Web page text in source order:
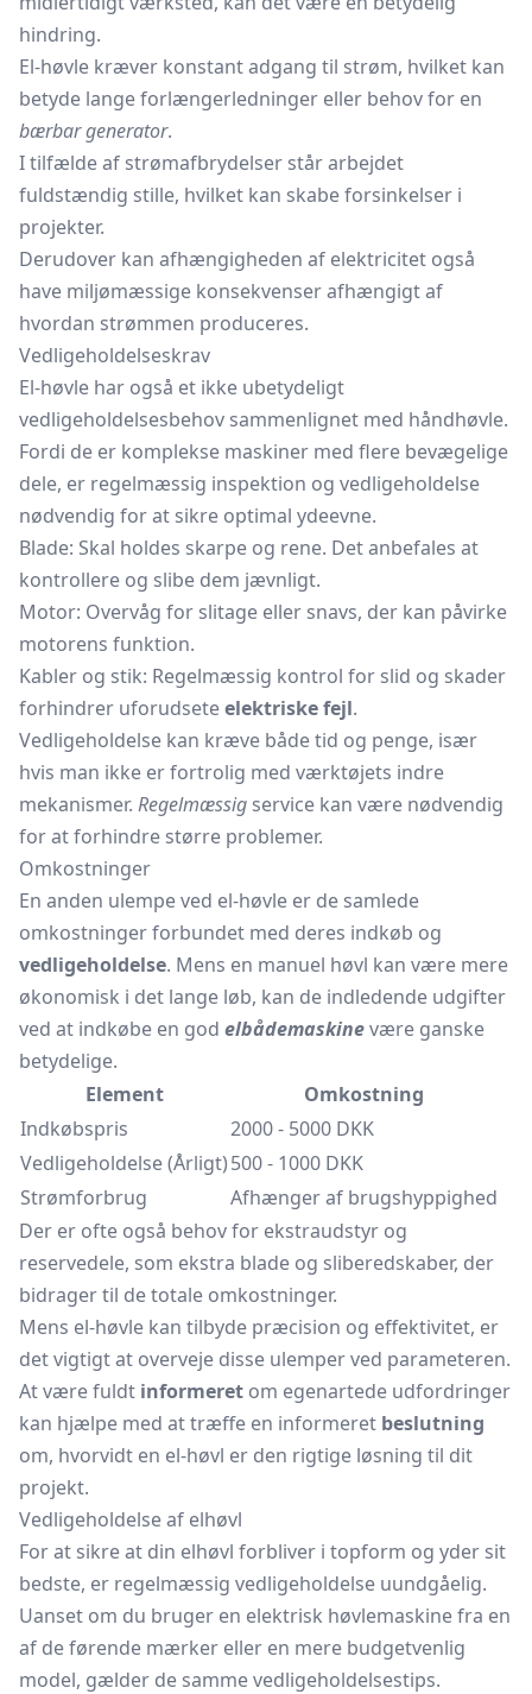
hindring.
El-høvle kræver konstant adgang til strøm, hvilket kan
betyde lange forlængerledninger eller behov for en
bærbar generator.
I tilfælde af strømafbrydelser står arbejdet
fuldstændig stille, hvilket kan skabe forsinkelser i
projekter.
Derudover kan afhængigheden af elektricitet også
have miljømæssige konsekvenser afhængigt af
hvordan strømmen produceres.
Vedligeholdelseskrav
El-høvle har også et ikke ubetydeligt
vedligeholdelsesbehov sammenlignet med håndhøvle.
Fordi de er komplekse maskiner med flere bevægelige
dele, er regelmæssig inspektion og vedligeholdelse
nødvendig for at sikre optimal ydeevne.
Blade: Skal holdes skarpe og rene. Det anbefales at
kontrollere og slibe dem jævnligt.
Motor: Overvåg for slitage eller snavs, der kan påvirke
motorens funktion.
Kabler og stik: Regelmæssig kontrol for slid og skader
forhindrer uforudseteelektriske fejl.
Vedligeholdelse kan kræve både tid og penge, især
hvis man ikke er fortrolig med værktøjets indre
mekanismer. Regelmæssig service kan være nødvendig
for at forhindre større problemer.
Omkostninger
En anden ulempe ved el-høvle er de samlede
omkostninger forbundet med deres indkøb og
vedligeholdelse. Mens en manuel høvl kan være mere
økonomisk i det lange løb, kan de indledende udgifter
ved at indkøbe en god elbådemaskinevære ganske
betydelige.
Element
Omkostning
Indkøbspris
2000 - 5000 DKK
Vedligeholdelse (Årligt)500 - 1000 DKK
Strømforbrug
Afhænger af brugshyppighed
Der er ofte også behov for ekstraudstyr og
reservedele, som ekstra blade og sliberedskaber, der
bidrager til de totale omkostninger.
Mens el-høvle kan tilbyde præcision og effektivitet, er
det vigtigt at overveje disse ulemper ved parameteren.
At være fuldt informeret om egenartede udfordringer
kan hjælpe med at træffe en informeret beslutning
om, hvorvidt en el-høvl er den rigtige løsning til dit
projekt.
Vedligeholdelse af elhøvl
For at sikre at din elhøvl forbliver i topform og yder sit
bedste, er regelmæssig vedligeholdelse uundgåelig.
Uanset om du bruger en elektrisk høvlemaskine fra en
af de førende mærker eller en mere budgetvenlig
model, gælder de samme vedligeholdelsestips.